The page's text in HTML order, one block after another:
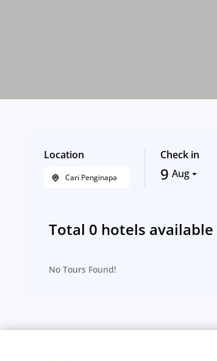
Location Check in
9 Aug
Total 0 hotels available
No Tours Found!